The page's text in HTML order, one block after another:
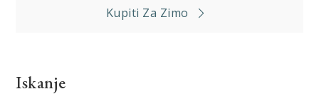
Kupiti Za Zimo
Iskanje